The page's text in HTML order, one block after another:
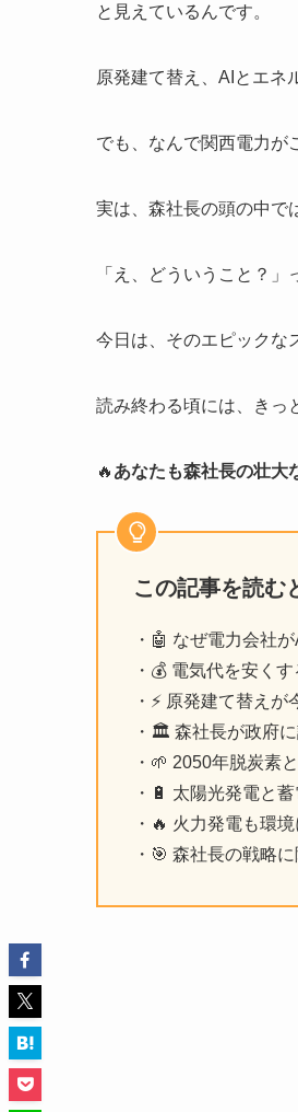
と見えているんです。
原発建て替え、AIとエネ
でも、なんで関西電力が
実は、森社長の頭の中で
「え、どういうこと？」
今日は、そのエピックな
読み終わる頃には、きっ
🔥 あなたも森社長の壮大
この記事を読む
・🤖 なぜ電力会社
・💰 電気代を安く
・⚡ 原発建て替え
・🏛️ 森社長が政府
・🌱 2050年脱炭素
・🔋 太陽光発電と
・🔥 火力発電も環
・🎯 森社長の戦略